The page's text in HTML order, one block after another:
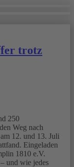
trotz
250
Weg nach
12. und 13. Juli
Eingeladen
1810 e.V.
und wie jedes